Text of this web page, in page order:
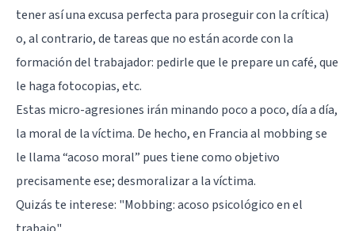
tener así una excusa perfecta para proseguir con la crítica)
o, al contrario, de tareas que no están acorde con la
formación del trabajador: pedirle que le prepare un café, que
le haga fotocopias, etc.
Estas micro-agresiones irán minando poco a poco, día a día,
la moral de la víctima. De hecho, en Francia al mobbing se
le llama “acoso moral” pues tiene como objetivo
precisamente ese; desmoralizar a la víctima.
Quizás te interese: "Mobbing: acoso psicológico en el